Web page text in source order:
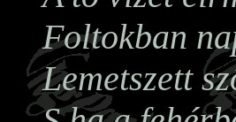
Foltokban
Lemetszett